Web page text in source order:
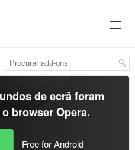
de ecrã foram
browser Opera.
Free for Android